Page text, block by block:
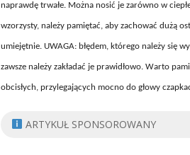
naprawdę trwałe. Można nosić je zarówno w
wzorzysty, należy pamiętać, aby zachować dużą
umiejętnie. UWAGA: błędem, którego należy się
zawsze należy zakładać je prawidłowo. Warto
obcisłych, przylegających mocno do głowy
ARTYKUŁ SPONSOROWANY